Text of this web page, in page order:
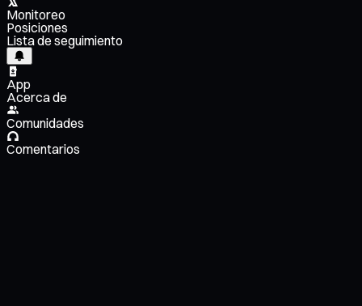
Monitoreo
Posiciones
Lista de seguimiento
App
Acerca de
Comunidades
Comentarios